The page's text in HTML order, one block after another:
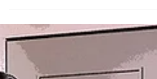
マブイオト10 振る舞い古酒に
ついて
マブイオト10周年を記念した振る舞い古酒 終演後
に広場にて皆様に少し（約15ml）ではありますが
振る舞います。 お持ち帰りも出来るようにご用意
しております。 なお未成年のお客様へはお渡しす